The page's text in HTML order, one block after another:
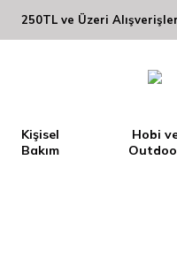
250TL ve Üzeri
Kişisel
Bakım
Hobi